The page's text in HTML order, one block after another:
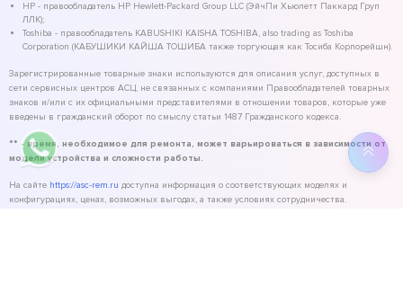
HP - правообладатель HP Hewlett-Packard Group LLC (ЭйчПи Хьюлетт Паккард Груп
ЛЛК);
Toshiba - правообладатель KABUSHIKI KAISHA TOSHIBA, also trading as Toshiba
Corporation (КАБУШИКИ КАЙША ТОШИБА также торгующая как Тосиба Корпорейшн).
Зарегистрированные товарные знаки используются для описания услуг, доступных в
сети сервисных центров АСЦ, не связанных с компаниями Правообладателей товарных
знаков и/или с их официальными представителями в отношении товаров, которые уже
введены в гражданский оборот по смыслу статьи 1487 Гражданского кодекса.
** - время, необходимое для ремонта, может варьироваться в зависимости от
модели устройства и сложности работы.
На сайте https://asc-rem.ru доступна информация о соответствующих моделях и
конфигурациях, ценах, возможных выгодах, а также условиях сотрудничества.